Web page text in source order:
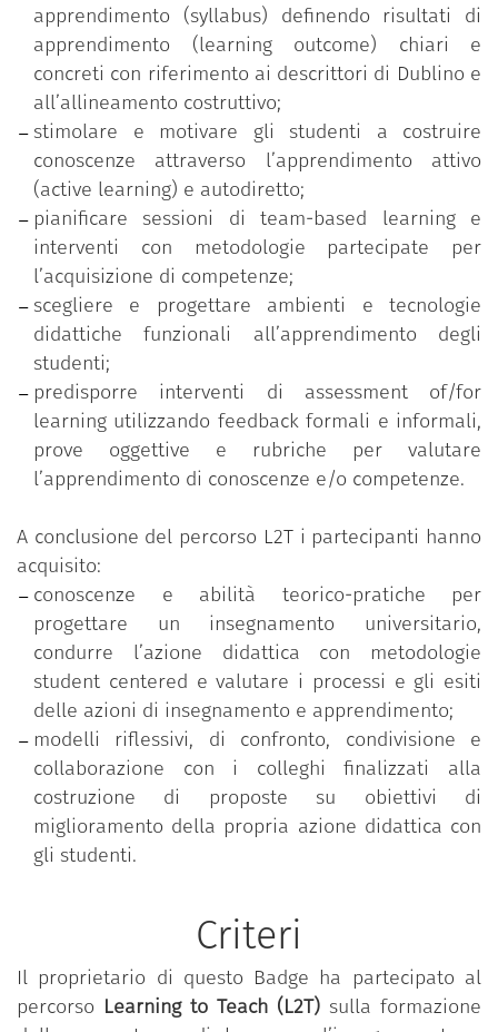
Progettazione della didattica;
Costruzione di un syllabus student centered;
Metodologie e approcci di active learning;
Team based learning;
Micro-teaching e feedback tra pari;
Tecnologie e ambienti per la didattica;
Valutazione didattica;
Assessment of/for learning;
Prove oggettive e rubriche di valutazione.
apprendimento (syllabus) definendo risultati di
apprendimento (learning outcome) chiari e
concreti con riferimento ai descrittori di Dublino e
all’allineamento costruttivo;
stimolare e motivare gli studenti a costruire
conoscenze attraverso l’apprendimento attivo
(active learning) e autodiretto;
pianificare sessioni di team-based learning e
interventi con metodologie partecipate per
l’acquisizione di competenze;
scegliere e progettare ambienti e tecnologie
didattiche funzionali all’apprendimento degli
studenti;
predisporre interventi di assessment of/for
learning utilizzando feedback formali e informali,
prove oggettive e rubriche per valutare
l’apprendimento di conoscenze e/o competenze.
A conclusione del percorso L2T i partecipanti hanno
acquisito:
conoscenze e abilità teorico-pratiche per
progettare un insegnamento universitario,
condurre l’azione didattica con metodologie
student centered e valutare i processi e gli esiti
delle azioni di insegnamento e apprendimento;
modelli riflessivi, di confronto, condivisione e
collaborazione con i colleghi finalizzati alla
costruzione di proposte su obiettivi di
miglioramento della propria azione didattica con
gli studenti.
Criteri
Il proprietario di questo Badge ha partecipato al
percorso Learning to Teach (L2T) sulla formazione